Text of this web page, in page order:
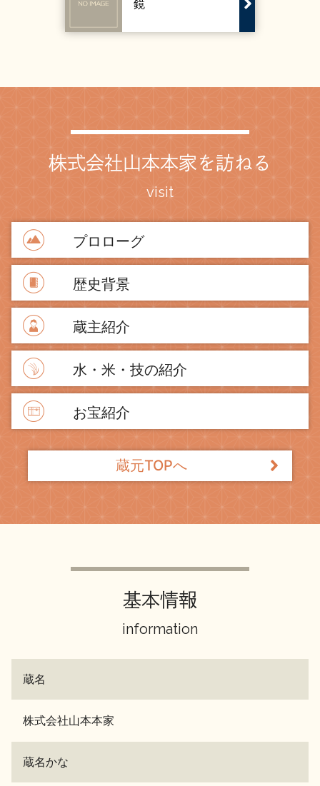
鏡
株式会社山本本家を訪ねる
visit
プロローグ
歴史背景
蔵主紹介
水・米・技の紹介
お宝紹介
蔵元TOPへ
基本情報
information
蔵名
株式会社山本本家
蔵名かな